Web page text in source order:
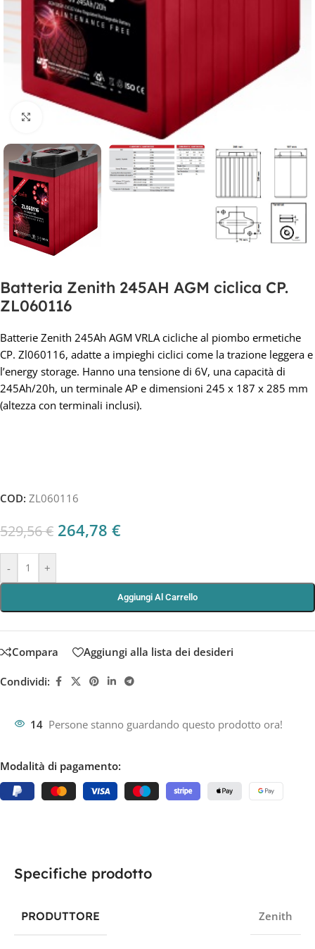
Clicca per ingrandire
Batteria Zenith 245AH AGM ciclica CP.
ZL060116
Batterie Zenith 245Ah AGM VRLA cicliche al piombo ermetiche
CP. Zl060116, adatte a impieghi ciclici come la trazione leggera e
l’energy storage. Hanno una tensione di 6V, una capacità di
245Ah/20h, un terminale AP e dimensioni 245 x 187 x 285 mm
(altezza con terminali inclusi).
COD: ZL060116
529,56€ 264,78 €
- +
Aggiungi Al Carrello
Compara Aggiungi alla lista dei desideri
Condividi:
14 Persone stanno guardando questo prodotto ora!
Modalità di pagamento:
Specifiche prodotto
PRODUTTORE Zenith